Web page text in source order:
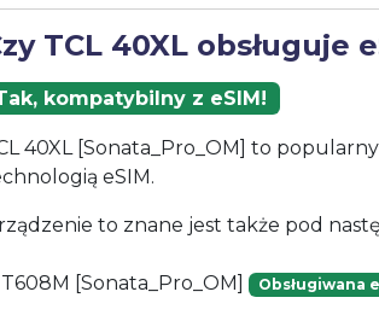
TCL 40XL obsługuje
kompatybilny z eSIM!
40XL [Sonata_Pro_OM] to
eSIM.
to znane jest także pod
T608M [Sonata_Pro_OM] Obsługiwana